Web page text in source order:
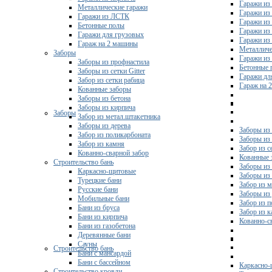
Гаражи из
Гаражи из
Гаражи из
Гаражи
Гаражи из
Гаражи
Бетонные
Гаражи
Гараж на
Заборы
Заборы из
Заборы из
Забор из
Кованные
Заборы из
Заборы из
Забор из
Заборы из
Забор из
Забор из
Кованно-
Строительство бань
Металлические гаражи
Гаражи из ЛСТК
Бетонные полы
Гаражи для грузовых
Гараж на 2 машины
Заборы
Заборы из профнастила
Заборы из сетки Gitter
Забор из сетки рабица
Кованные заборы
Заборы из бетона
Заборы из кирпича
Забор из метал.штакетника
Заборы из дерева
Забор из поликарбоната
Забор из камня
Кованно-сварной забор
Строительство бань
Каркасно-щитовые
Турецкие бани
Русские бани
Мобильные бани
Бани из бруса
Бани из кирпича
Бани из газобетона
Деревянные бани
Сауны
Бани с мансардой
Бани с бассейном